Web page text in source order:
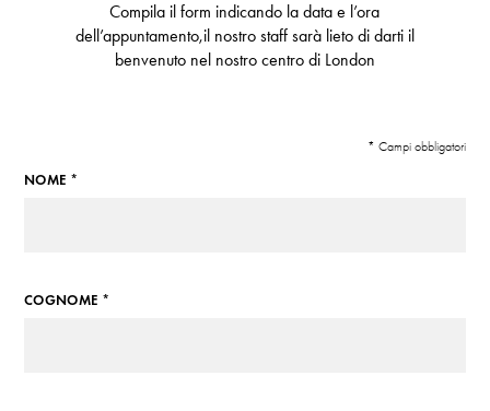
Compila il form indicando la data e l’ora
dell’appuntamento,il nostro staff sarà lieto di darti il
benvenuto nel nostro centro di London
* Campi obbligatori
NOME *
COGNOME *